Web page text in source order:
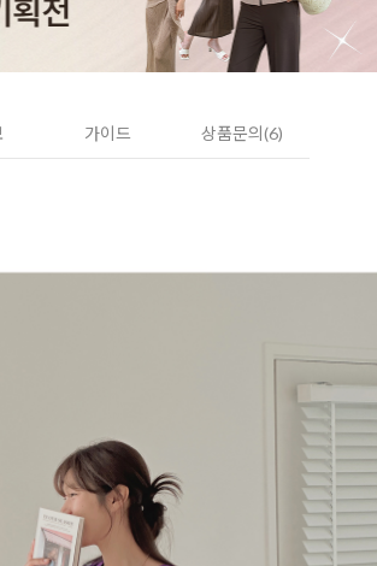
가이드 상품문의(6)